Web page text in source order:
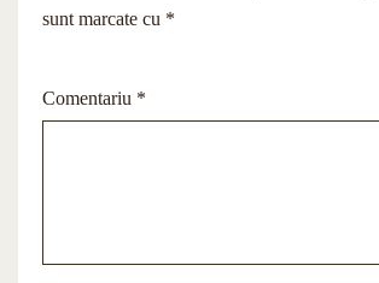
sunt marcate cu *
Comentariu *